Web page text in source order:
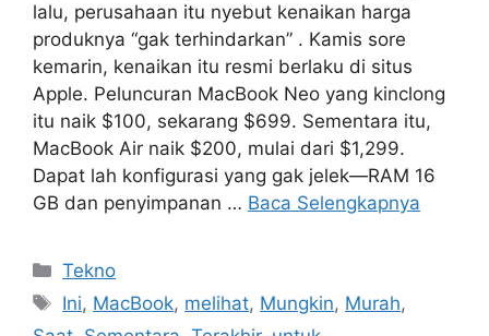
lalu, perusahaan itu nyebut kenaikan harga
produknya “gak terhindarkan” . Kamis sore
kemarin, kenaikan itu resmi berlaku di situs
Apple. Peluncuran MacBook Neo yang kinclong
itu naik $100, sekarang $699. Sementara itu,
MacBook Air naik $200, mulai dari $1,299.
Dapat lah konfigurasi yang gak jelek—RAM 16
GB dan penyimpanan … Baca Selengkapnya
Kategori
Tekno
Tag
Ini, MacBook, melihat, Mungkin, Murah,